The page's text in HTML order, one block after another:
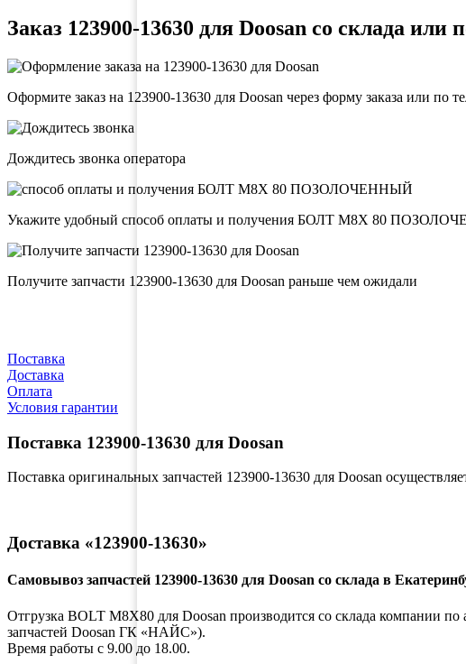
Заказ 123900-13630 для Doosan со склада или
Оформите заказ на 123900-13630 для Doosan через форму заказа или по
Дождитесь звонка оператора
Укажите удобный способ оплаты и получения БОЛТ M8X 80
Получите запчасти 123900-13630 для Doosan раньше чем ожидали
Поставка
Доставка
Оплата
Условия гарантии
Поставка 123900-13630 для Doosan
Поставка оригинальных запчастей 123900-13630 для Doosan
Доставка «123900-13630»
Самовывоз запчастей 123900-13630 для Doosan со склада в
Отгрузка BOLT M8X80 для Doosan производится со склада компании
запчастей Doosan ГК «НАЙС»).
Время работы с 9.00 до 18.00.